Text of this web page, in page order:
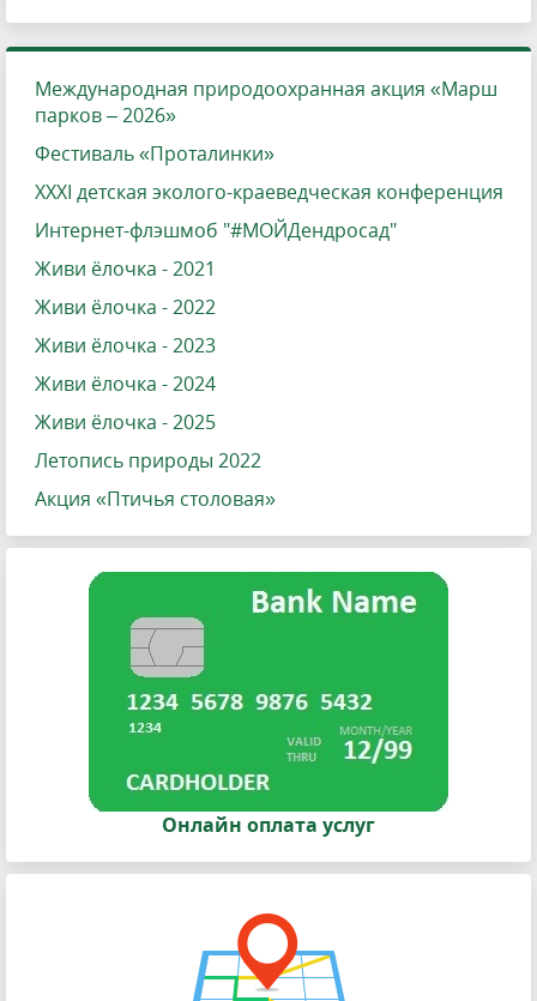
Международная природоохранная акция «Марш
парков – 2026»
Фестиваль «Проталинки»
XXXI детская эколого-краеведческая конференция
Интернет-флэшмоб "#МОЙДендросад"
Живи ёлочка - 2021
Живи ёлочка - 2022
Живи ёлочка - 2023
Живи ёлочка - 2024
Живи ёлочка - 2025
Летопись природы 2022
Акция «Птичья столовая»
Онлайн оплата услуг